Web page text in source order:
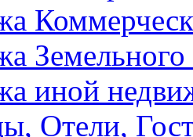
Земельного
иной
Отели,